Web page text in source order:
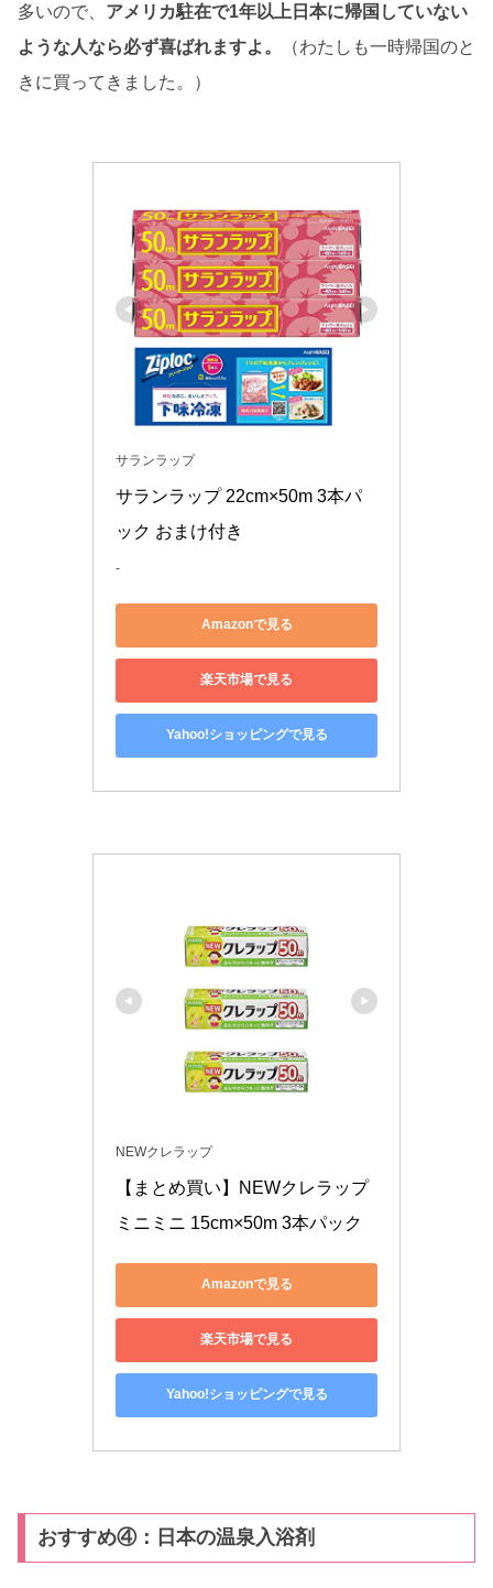
多いので、 アメリカ駐在で1年以上日本に帰国していない
ような人なら必ず喜ばれますよ。
（わたしも一時帰国のと
きに買ってきました。）
サランラップ
サランラップ 22cm×50m 3本パ
ック おまけ付き
-
Amazonで見る
楽天市場で見る
Yahoo!ショッピングで見る
NEWクレラップ
【まとめ買い】NEWクレラップ
ミニミニ 15cm×50m 3本パック
Amazonで見る
楽天市場で見る
Yahoo!ショッピングで見る
おすすめ④：日本の温泉入浴剤